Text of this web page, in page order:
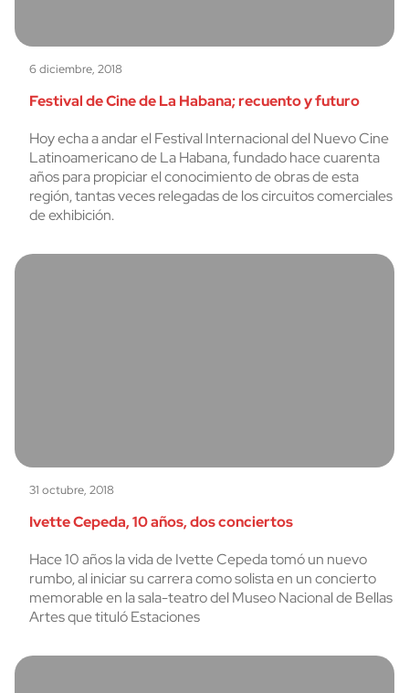
6 diciembre, 2018
Festival de Cine de La Habana; recuento y futuro
Hoy echa a andar el Festival Internacional del Nuevo Cine
Latinoamericano de La Habana, fundado hace cuarenta
años para propiciar el conocimiento de obras de esta
región, tantas veces relegadas de los circuitos comerciales
de exhibición.
31 octubre, 2018
Ivette Cepeda, 10 años, dos conciertos
Hace 10 años la vida de Ivette Cepeda tomó un nuevo
rumbo, al iniciar su carrera como solista en un concierto
memorable en la sala-teatro del Museo Nacional de Bellas
Artes que tituló Estaciones